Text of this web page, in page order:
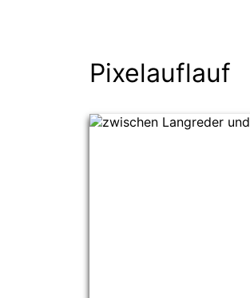
Pixelauflauf